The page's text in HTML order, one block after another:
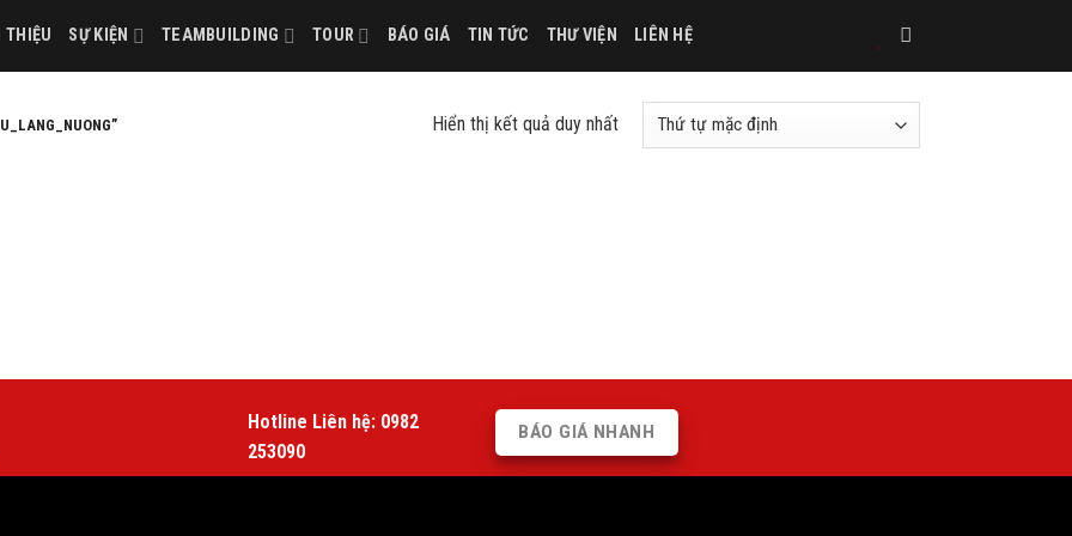
THIỆU SỰ KIỆN TEAMBUILDING TOUR BÁO GIÁ TIN TỨC THƯ VIỆN LIÊN HỆ
Hiển thị kết quả duy nhất
Hotline Liên hệ: 0982
253090
BÁO GIÁ NHANH